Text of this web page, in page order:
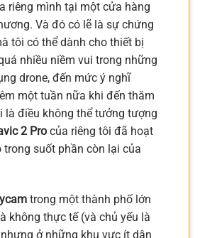
riêng mình tại một cửa hàng
Và đó có lẽ là sự chứng
tôi có thể dành cho thiết bị
nhiều niềm vui trong những
drone, đến mức ý nghĩ
một tuần nữa khi đến thăm
là điều không thể tưởng tượng
2 Pro của riêng tôi đã hoạt
suốt phần còn lại của
trong một thành phố lớn
không thực tế (và chủ yếu là
ở những khu vực ít dân